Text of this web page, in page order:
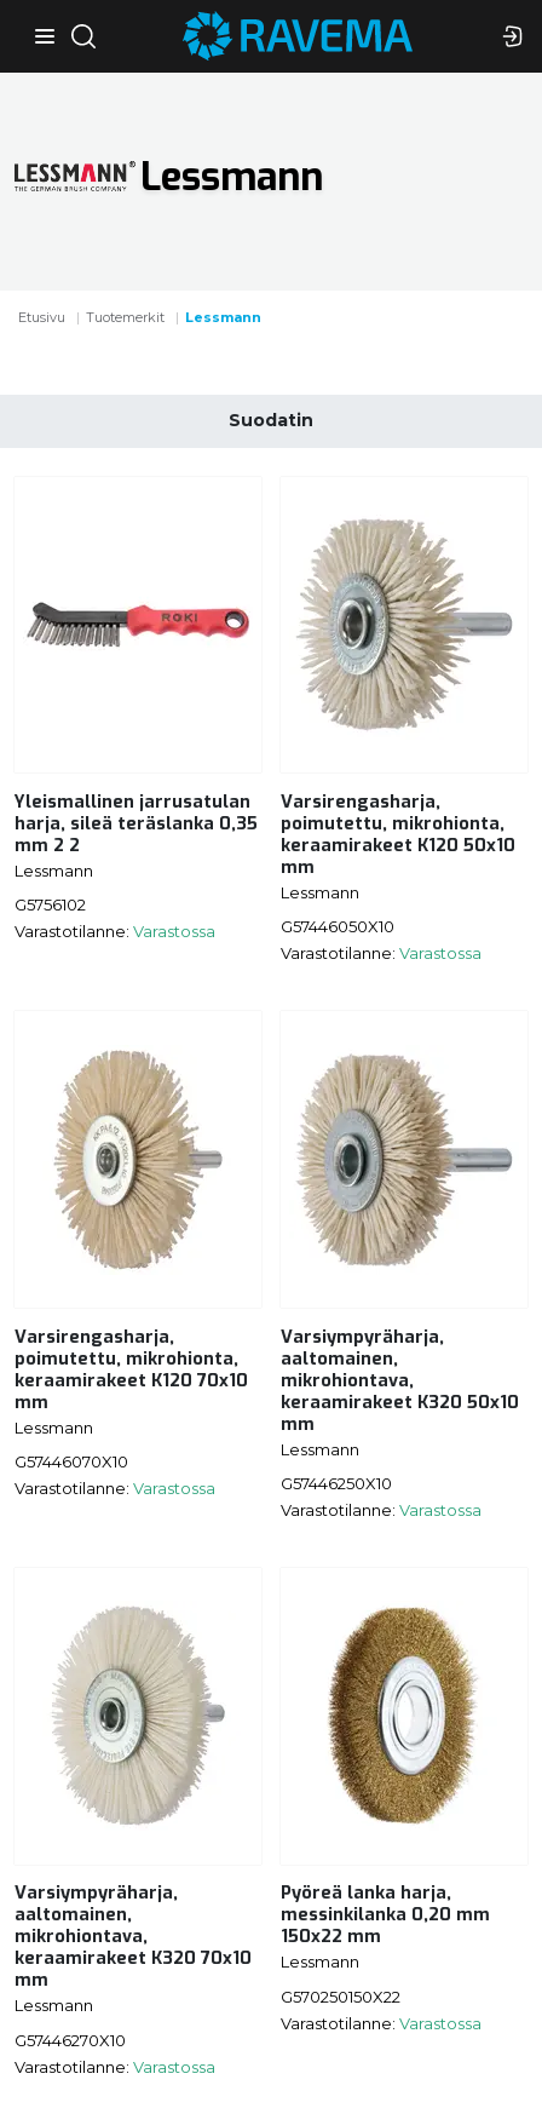
Etusivu Tuotemerkit Lessmann
Lessmann
Suodatin
Yleismallinen jarrusatulan
harja, sileä teräslanka 0,35
mm 2 2
Lessmann
G5756102
Varastotilanne: Varastossa
Varsirengasharja,
poimutettu, mikrohionta,
keraamirakeet K120 50x10
mm
Lessmann
G57446050X10
Varastotilanne: Varastossa
Varsirengasharja,
poimutettu, mikrohionta,
keraamirakeet K120 70x10
mm
Lessmann
G57446070X10
Varastotilanne: Varastossa
Varsiympyräharja,
aaltomainen,
mikrohiontava,
keraamirakeet K320 50x10
mm
Lessmann
G57446250X10
Varastotilanne: Varastossa
Varsiympyräharja,
aaltomainen,
mikrohiontava,
keraamirakeet K320 70x10
mm
Lessmann
G57446270X10
Varastotilanne: Varastossa
Pyöreä lanka harja,
messinkilanka 0,20 mm
150x22 mm
Lessmann
G570250150X22
Varastotilanne: Varastossa